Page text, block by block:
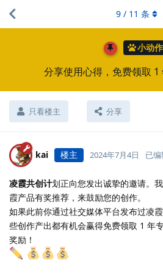
小动作
分享使用心得，免费领取 1
只看楼主 分享
9 / 11 条
kai 楼主 2024年7月4日 已
凌霞共创计划正向您发出诚挚的邀请。
霞产品有奖推荐，来鼓励您的创作。
如果此前你通过社交媒体平台发布过凌
些创作产出都有机会赢得免费领取 1 年
奖励！